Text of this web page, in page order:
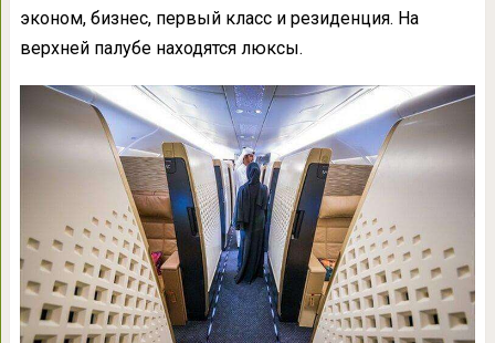
эконом, бизнес, первый класс и резиденция. На
верхней палубе находятся люксы.